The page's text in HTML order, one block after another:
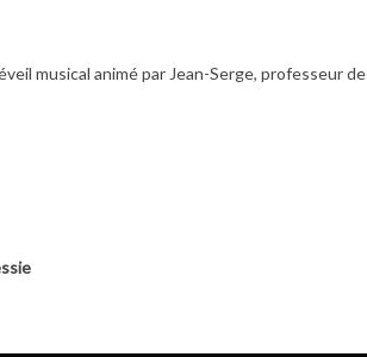
musical animé par Jean-Serge, professeur de